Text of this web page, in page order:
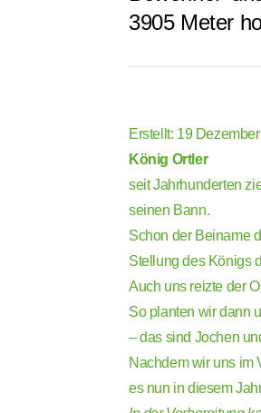
3905 Meter
Erstellt: 19
König Ortler
seit Jahrhunderten
seinen Bann.
Schon der Beiname
Stellung des Königs
Auch uns reizte der
So planten wir dann
– das sind Jochen
Nachdem wir uns im
es nun in diesem